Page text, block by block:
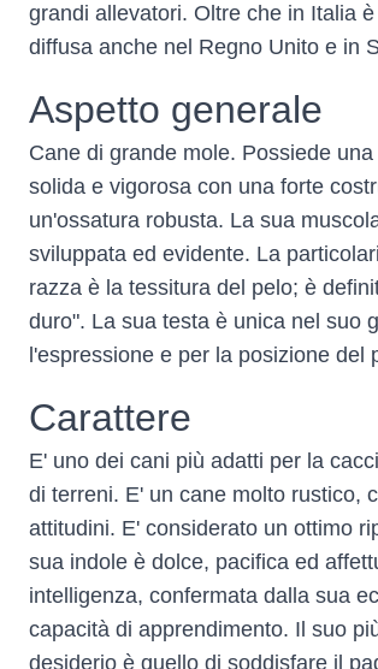
grandi allevatori. Oltre che in Italia
diffusa anche nel Regno Unito e in
Aspetto generale
Cane di grande mole. Possiede
solida e vigorosa con una forte
un'ossatura robusta. La sua
sviluppata ed evidente. La
razza è la tessitura del pelo; è
duro". La sua testa è unica nel suo
l'espressione e per la posizione del
Carattere
E' uno dei cani più adatti per la
di terreni. E' un cane molto rustico,
attitudini. E' considerato un ottimo
sua indole è dolce, pacifica ed
intelligenza, confermata dalla sua
capacità di apprendimento. Il suo
desiderio è quello di soddisfare il